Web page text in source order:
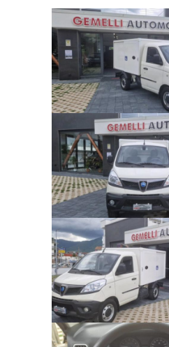
Chilometraggio:
Alimentazione: